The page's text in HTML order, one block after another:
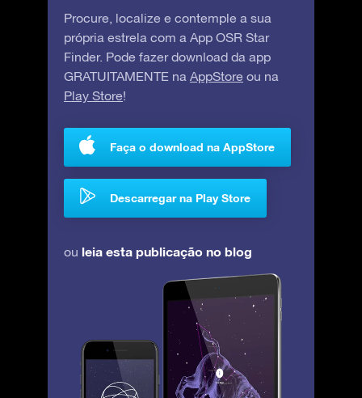
Procure, localize e contemple a sua
própria estrela com a App OSR Star
Finder. Pode fazer download da app
GRATUITAMENTE na AppStore ou na
Play Store!
Faça o download na AppStore
Descarregar na Play Store
ou leia esta publicação no blog